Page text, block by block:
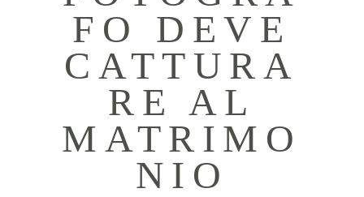
FO DEVE
CATTURA
RE AL
MATRIMO
NIO